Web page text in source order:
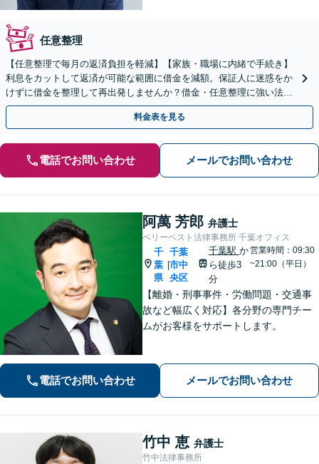
任意整理
【任意整理で毎月の返済負担を軽減】【家族・職場に内緒で手続き】
利息をカットして返済が可能な範囲に借金を減額。保証人に迷惑をか
けずに借金を整理して再出発しませんか？借金・任意整理に強い法律
事務所【実績5,000件以上】【財産を残して借金整理】
料金表を見る
電話でお問い合わせ メールでお問い合わせ
阿萬 芳郎 弁護士
ベリーベスト法律事務所 千葉オフィス
千
葉
県
|
千葉
市中
央区
千葉駅 か
ら徒歩3
分
営業時間：09:30
~21:00（平日）
【離婚・刑事事件・労働問題・交通事
故など幅広く対応】各分野の専門チー
ムがお客様をサポートします。
電話でお問い合わせ メールでお問い合わせ
竹中 恵 弁護士
竹中法律事務所